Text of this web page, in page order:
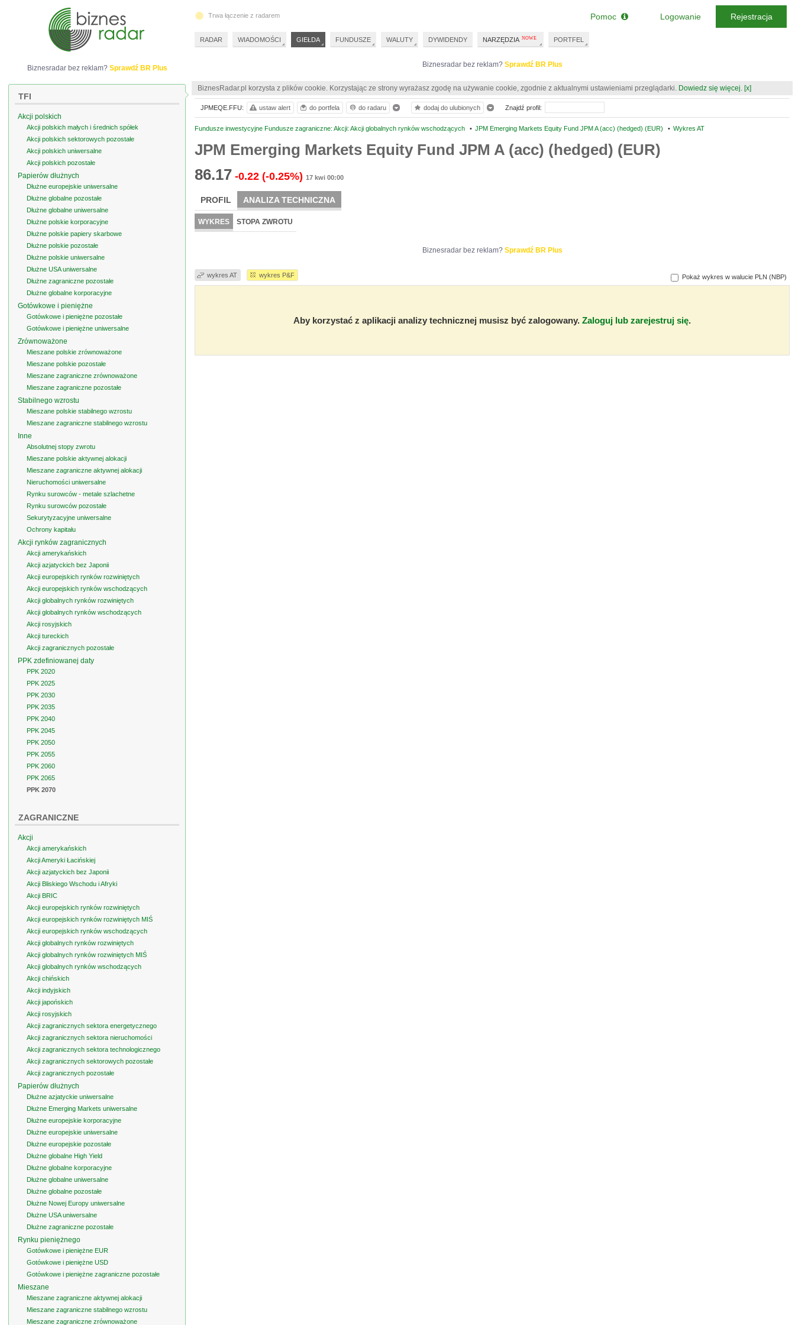
Biznesradar bez reklam? Sprawdź BR Plus
BiznesRadar.pl korzysta z plików cookie. Korzystając ze strony wyrażasz zgodę na używanie cookie, zgodnie z aktualnymi ustawieniami przeglądarki. Dowiedz się więcej. [x]
Fundusze inwestycyjne Fundusze zagraniczne: Akcji: Akcji globalnych rynków wschodzących • JPM Emerging Markets Equity Fund JPM A (acc) (hedged) (EUR) • Wykres AT
JPM Emerging Markets Equity Fund JPM A (acc) (hedged) (EUR)
86.17 -0.22 (-0.25%) 17 kwi 00:00
PROFIL ANALIZA TECHNICZNA
WYKRES STOPA ZWROTU
Biznesradar bez reklam? Sprawdź BR Plus
wykres AT wykres P&F Pokaż wykres w walucie PLN (NBP)
Aby korzystać z aplikacji analizy technicznej musisz być zalogowany. Zaloguj lub zarejestruj się.
JPMEQE.FFU: ustaw alert do portfela do radaru dodaj do ulubionych Znajdź profil:
Biznesradar bez reklam? Sprawdź BR Plus
TFI
Akcji polskich
Akcji polskich małych i średnich spółek
Akcji polskich sektorowych pozostałe
Akcji polskich uniwersalne
Akcji polskich pozostałe
Papierów dłużnych
Dłużne europejskie uniwersalne
Dłużne globalne pozostałe
Dłużne globalne uniwersalne
Dłużne polskie korporacyjne
Dłużne polskie papiery skarbowe
Dłużne polskie pozostałe
Dłużne polskie uniwersalne
Dłużne USA uniwersalne
Dłużne zagraniczne pozostałe
Dłużne globalne korporacyjne
Gotówkowe i pieniężne
Gotówkowe i pieniężne pozostałe
Gotówkowe i pieniężne uniwersalne
Zrównoważone
Mieszane polskie zrównoważone
Mieszane polskie pozostałe
Mieszane zagraniczne zrównoważone
Mieszane zagraniczne pozostałe
Stabilnego wzrostu
Mieszane polskie stabilnego wzrostu
Mieszane zagraniczne stabilnego wzrostu
Inne
Absolutnej stopy zwrotu
Mieszane polskie aktywnej alokacji
Mieszane zagraniczne aktywnej alokacji
Nieruchomości uniwersalne
Rynku surowców - metale szlachetne
Rynku surowców pozostałe
Sekurytyzacyjne uniwersalne
Ochrony kapitału
Akcji rynków zagranicznych
Akcji amerykańskich
Akcji azjatyckich bez Japonii
Akcji europejskich rynków rozwiniętych
Akcji europejskich rynków wschodzących
Akcji globalnych rynków rozwiniętych
Akcji globalnych rynków wschodzących
Akcji rosyjskich
Akcji tureckich
Akcji zagranicznych pozostałe
PPK zdefiniowanej daty
PPK 2020
PPK 2025
PPK 2030
PPK 2035
PPK 2040
PPK 2045
PPK 2050
PPK 2055
PPK 2060
PPK 2065
PPK 2070
ZAGRANICZNE
Akcji
Akcji amerykańskich
Akcji Ameryki Łacińskiej
Akcji azjatyckich bez Japonii
Akcji Bliskiego Wschodu i Afryki
Akcji BRIC
Akcji europejskich rynków rozwiniętych
Akcji europejskich rynków rozwiniętych MIŚ
Akcji europejskich rynków wschodzących
Akcji globalnych rynków rozwiniętych
Akcji globalnych rynków rozwiniętych MIŚ
Akcji globalnych rynków wschodzących
Akcji chińskich
Akcji indyjskich
Akcji japońskich
Akcji rosyjskich
Akcji zagranicznych sektora energetycznego
Akcji zagranicznych sektora nieruchomości
Akcji zagranicznych sektora technologicznego
Akcji zagranicznych sektorowych pozostałe
Akcji zagranicznych pozostałe
Papierów dłużnych
Dłużne azjatyckie uniwersalne
Dłużne Emerging Markets uniwersalne
Dłużne europejskie korporacyjne
Dłużne europejskie uniwersalne
Dłużne europejskie pozostałe
Dłużne globalne High Yield
Dłużne globalne korporacyjne
Dłużne globalne uniwersalne
Dłużne globalne pozostałe
Dłużne Nowej Europy uniwersalne
Dłużne USA uniwersalne
Dłużne zagraniczne pozostałe
Rynku pieniężnego
Gotówkowe i pieniężne EUR
Gotówkowe i pieniężne USD
Gotówkowe i pieniężne zagraniczne pozostałe
Mieszane
Mieszane zagraniczne aktywnej alokacji
Mieszane zagraniczne stabilnego wzrostu
Mieszane zagraniczne zrównoważone
Trwa łączenie z radarem
RADAR WIADOMOŚCI GIEŁDA FUNDUSZE WALUTY DYWIDENDY NARZĘDZIA PORTFEL
Pomoc Logowanie Rejestracja